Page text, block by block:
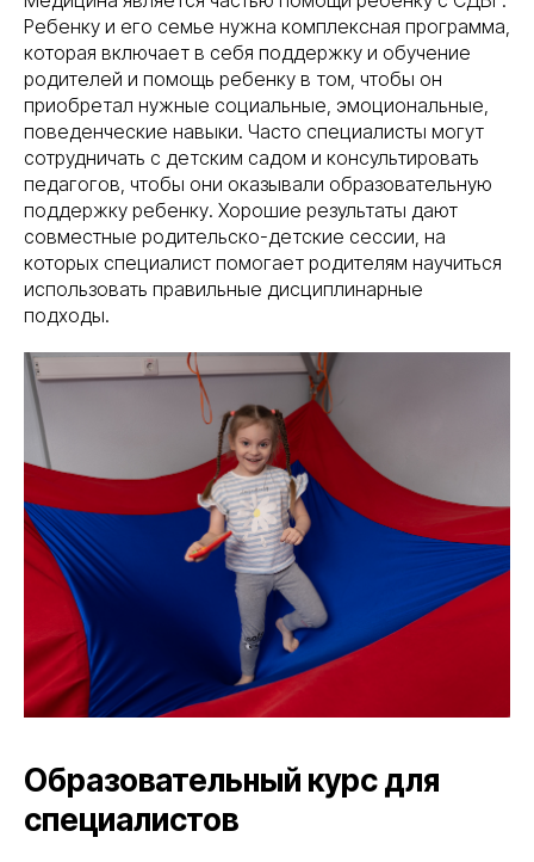
Ребенку и его семье нужна комплексная программа,
которая включает в себя поддержку и обучение
родителей и помощь ребенку в том, чтобы он
приобретал нужные социальные, эмоциональные,
поведенческие навыки. Часто специалисты могут
сотрудничать с детским садом и консультировать
педагогов, чтобы они оказывали образовательную
поддержку ребенку. Хорошие результаты дают
совместные родительско-детские сессии, на
которых специалист помогает родителям научиться
использовать правильные дисциплинарные
подходы.
Образовательный курс для
специалистов